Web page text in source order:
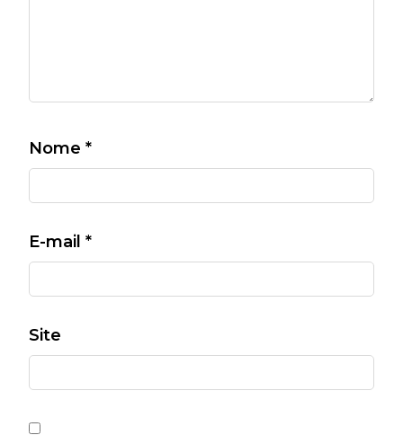
Nome *
E-mail *
Site